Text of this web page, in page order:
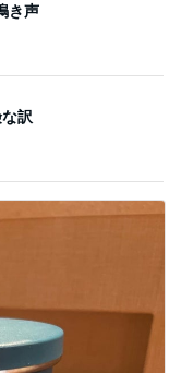
き声
訳